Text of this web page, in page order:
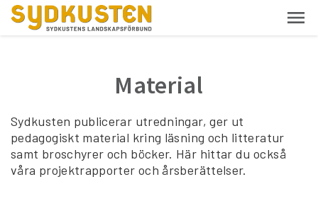
Material
Sydkusten publicerar utredningar, ger ut
pedagogiskt material kring läsning och litteratur
samt broschyrer och böcker. Här hittar du också
våra projektrapporter och årsberättelser.